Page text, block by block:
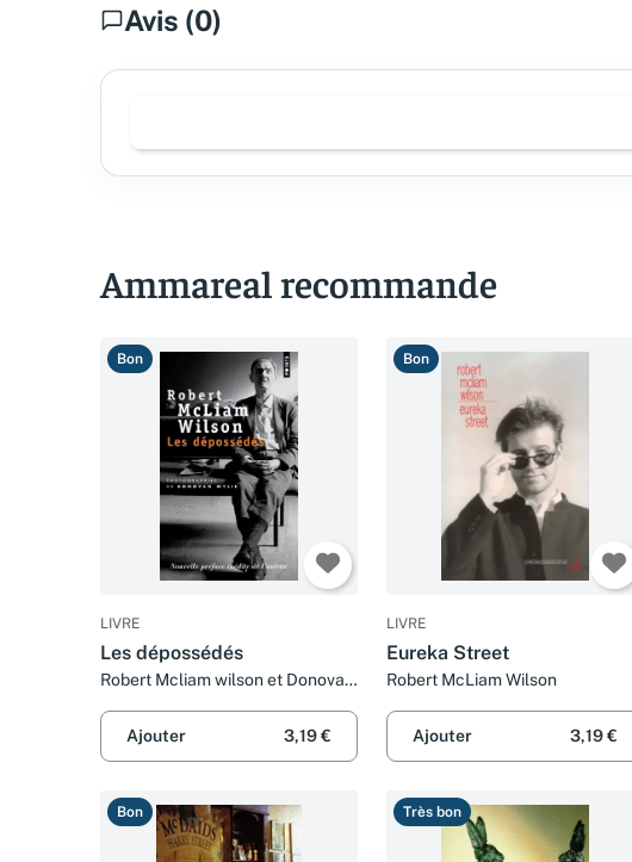
Avis (0)
Ammareal recommande
Bon
LIVRE
Les dépossédés
Robert Mcliam wilson et Donovan
Ajouter
3,19 €
Bon
LIVRE
Eureka Street
Robert McLiam Wilson
Ajouter 3,19 €
Bon Très bon